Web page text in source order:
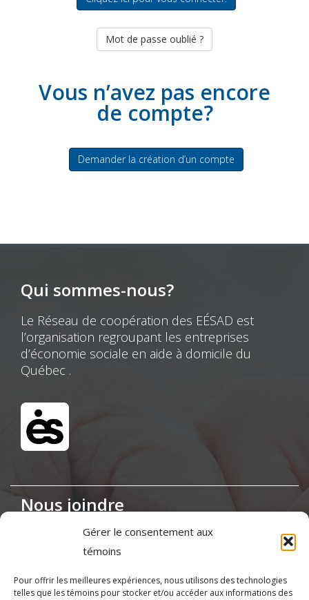
Gérer le consentement aux
témoins
Pour offrir les meilleures expériences, nous utilisons des technologies
telles que les témoins pour stocker et/ou accéder aux informations des
Mot de passe oublié ?
Vous n’avez pas encore
de compte?
Demander la création d’un compte
Qui sommes-nous?
Le Réseau de coopération des EÉSAD est
l’organisation regroupant les entreprises
d’économie sociale en aide à domicile du
Québec .
Nous joindre
Maison de la Coopération,
155, boul. Charest Est, bureau 120, Québec